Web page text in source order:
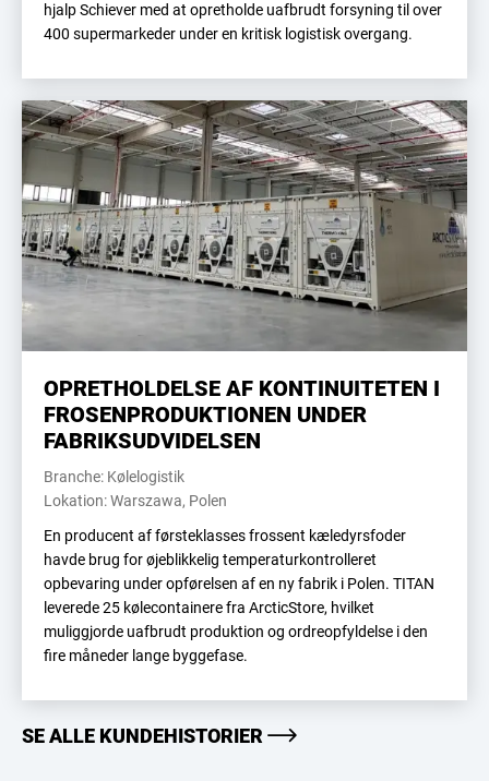
hjalp Schiever med at opretholde uafbrudt forsyning til over
400 supermarkeder under en kritisk logistisk overgang.
OPRETHOLDELSE AF KONTINUITETEN I
FROSENPRODUKTIONEN UNDER
FABRIKSUDVIDELSEN
Branche: Kølelogistik
Lokation: Warszawa, Polen
En producent af førsteklasses frossent kæledyrsfoder
havde brug for øjeblikkelig temperaturkontrolleret
opbevaring under opførelsen af ​​en ny fabrik i Polen. TITAN
leverede 25 kølecontainere fra ArcticStore, hvilket
muliggjorde uafbrudt produktion og ordreopfyldelse i den
fire måneder lange byggefase.
SE ALLE KUNDEHISTORIER